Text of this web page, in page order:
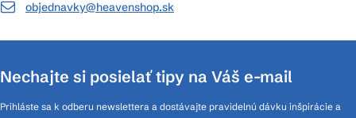
objednavky@heavenshop.sk
Nechajte si posielať tipy na Váš e-mail
Prihláste sa k odberu newslettera a dostávajte pravidelnú dávku inšpirácie a